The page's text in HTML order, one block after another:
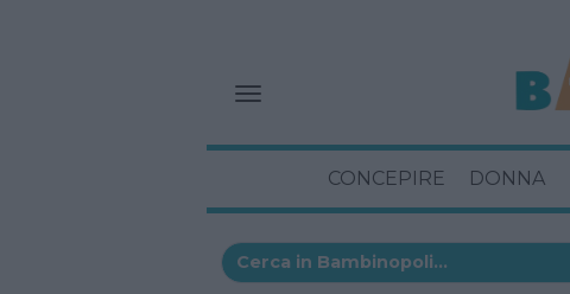
CONCEPIRE DONNA